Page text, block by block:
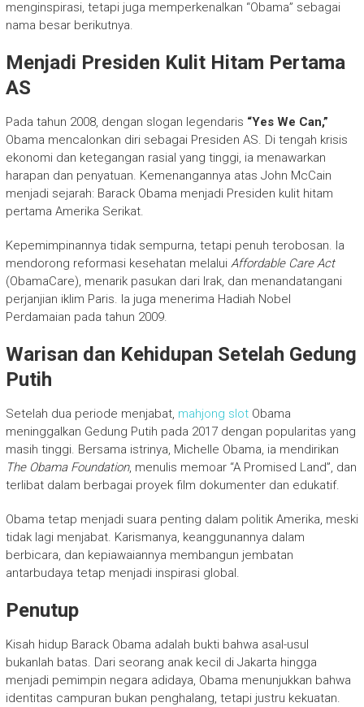
menginspirasi, tetapi juga memperkenalkan “Obama” sebagai
nama besar berikutnya.
Menjadi Presiden Kulit Hitam Pertama
AS
Pada tahun 2008, dengan slogan legendaris “Yes We Can,”
Obama mencalonkan diri sebagai Presiden AS. Di tengah krisis
ekonomi dan ketegangan rasial yang tinggi, ia menawarkan
harapan dan penyatuan. Kemenangannya atas John McCain
menjadi sejarah: Barack Obama menjadi Presiden kulit hitam
pertama Amerika Serikat.
Kepemimpinannya tidak sempurna, tetapi penuh terobosan. Ia
mendorong reformasi kesehatan melalui Affordable Care Act
(ObamaCare), menarik pasukan dari Irak, dan menandatangani
perjanjian iklim Paris. Ia juga menerima Hadiah Nobel
Perdamaian pada tahun 2009.
Warisan dan Kehidupan Setelah Gedung
Putih
Setelah dua periode menjabat, mahjong slotObama
meninggalkan Gedung Putih pada 2017 dengan popularitas yang
masih tinggi. Bersama istrinya, Michelle Obama, ia mendirikan
The Obama Foundation, menulis memoar “A Promised Land”, dan
terlibat dalam berbagai proyek film dokumenter dan edukatif.
Obama tetap menjadi suara penting dalam politik Amerika, meski
tidak lagi menjabat. Karismanya, keanggunannya dalam
berbicara, dan kepiawaiannya membangun jembatan
antarbudaya tetap menjadi inspirasi global.
Penutup
Kisah hidup Barack Obama adalah bukti bahwa asal-usul
bukanlah batas. Dari seorang anak kecil di Jakarta hingga
menjadi pemimpin negara adidaya, Obama menunjukkan bahwa
identitas campuran bukan penghalang, tetapi justru kekuatan.